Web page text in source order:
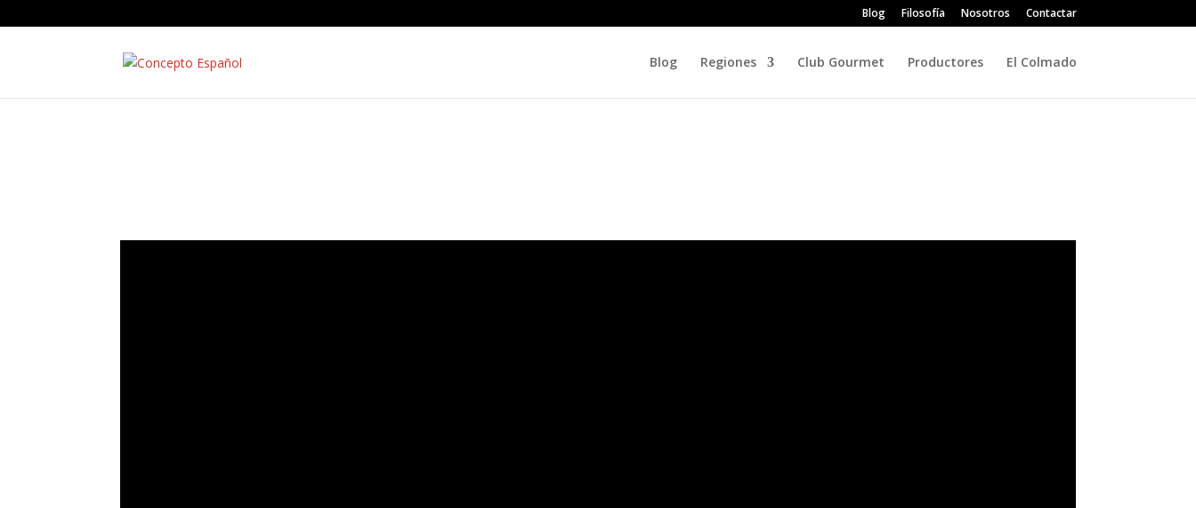
Blog Filosofía Nosotros Contactar
Blog Regiones Club Gourmet Productores El Colmado